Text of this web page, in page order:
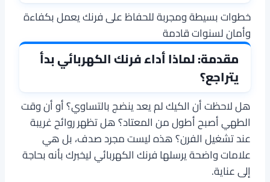
خطوات بسيطة ومجربة للحفاظ على فرنك يعمل بكفاءة
وأمان لسنوات قادمة
مقدمة: لماذا أداء فرنك الكهربائي بدأ
يتراجع؟
هل لاحظت أن الكيك لم يعد ينضج بالتساوي؟ أو أن وقت
الطهي أصبح أطول من المعتاد؟ هل تظهر روائح غريبة
عند تشغيل الفرن؟ هذه ليست مجرد صدف، بل هي
علامات واضحة يرسلها فرنك الكهربائي ليخبرك بأنه بحاجة
إلى عناية.